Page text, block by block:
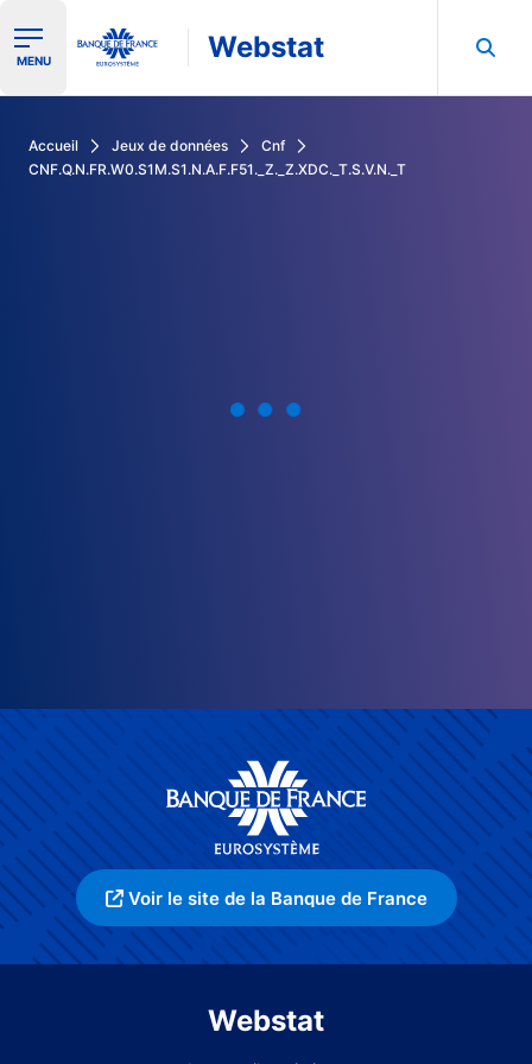
Ouvrir le menu de navigation
MENU Webstat
Accueil Jeux de données
Cnf
CNF.Q.N.FR.W0.S1M.S1.N.A.F.F51._Z._Z.XDC._T.S.V.N._T
Voir le site de la Banque de France
Webstat